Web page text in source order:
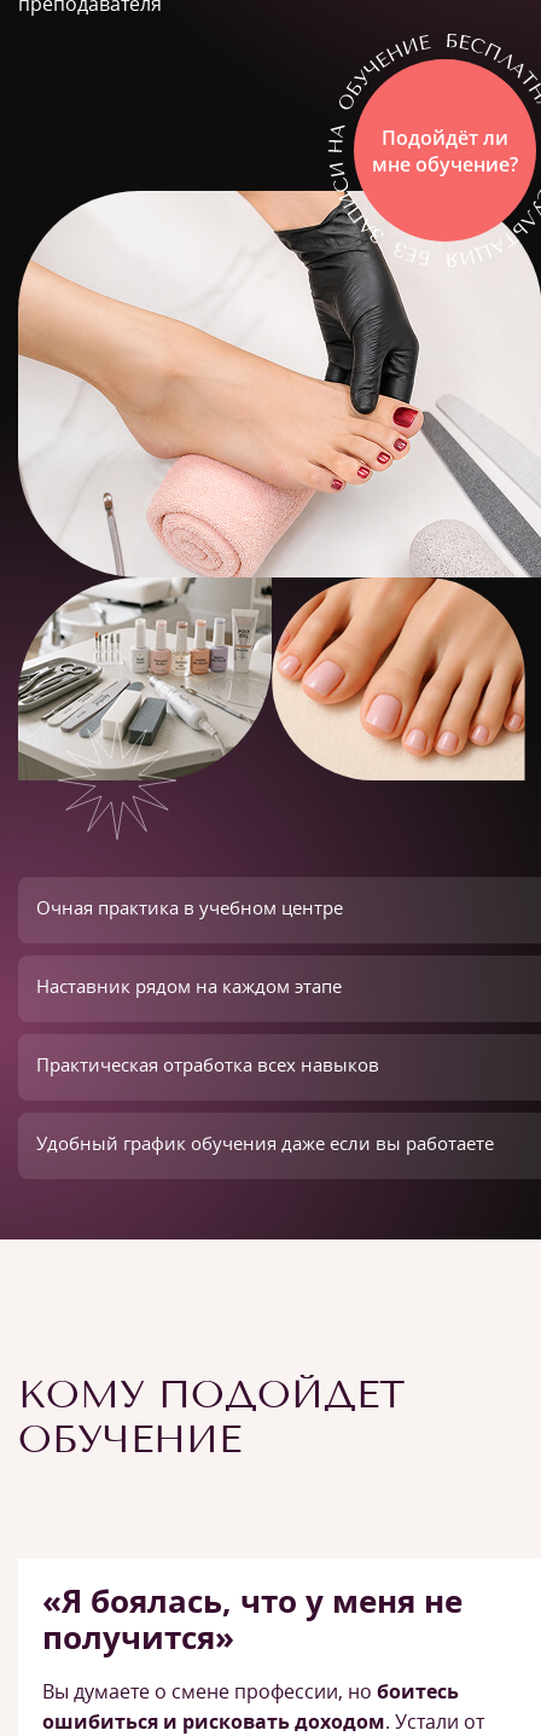
Подойдёт ли
мне обучение?
Очная практика в учебном центре
Наставник рядом на каждом этапе
Практическая отработка всех навыков
Удобный график обучения даже если вы работаете
КОМУ ПОДОЙДЕТ
ОБУЧЕНИЕ
«Я боялась, что у меня не
получится»
Вы думаете о смене профессии, но боитесь
ошибиться и рисковать доходом. Устали от